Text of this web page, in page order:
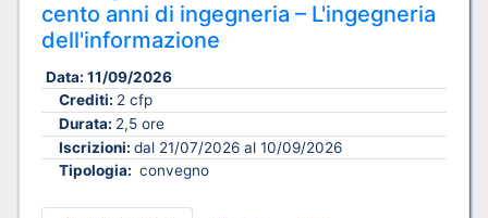
cento anni di ingegneria – L'ingegneria
dell'informazione
Data: 11/09/2026
Crediti: 2 cfp
Durata: 2,5 ore
Iscrizioni: dal 21/07/2026 al 10/09/2026
Tipologia: convegno